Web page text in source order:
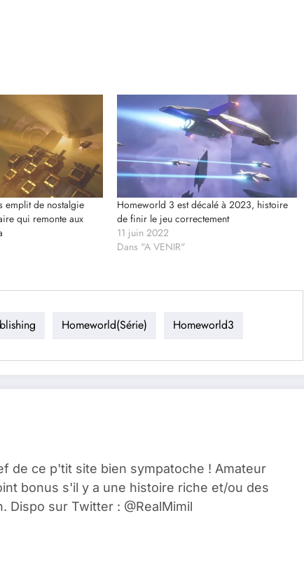
emplit de nostalgie
qui remonte aux
Homeworld 3 est décalé à 2023, histoire
de finir le jeu correctement
11 juin 2022
Dans "A VENIR"
Homeworld(série) Homeworld3
de ce p'tit site bien sympatoche ! Amateur
bonus s'il y a une histoire riche et/ou des
Dispo sur Twitter : @RealMimil